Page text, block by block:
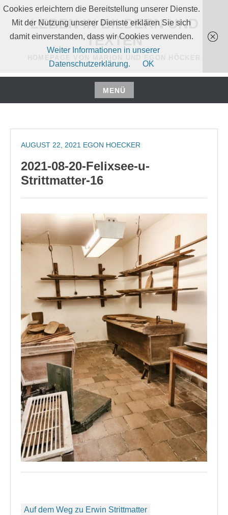
Zum
Inhalt
springen
LEBEN IN BILDERN UND
TEXTEN
MENÜ
Zum
springen
AUGUST 22, 2021 EGON HOECKER
2021-08-20-Felixsee-u-
Strittmatter-16
Beitragsnavigation
Auf dem Weg zu Erwin Strittmatter
Cookies erleichtern die Bereitstellung unserer Dienste.
Mit der Nutzung unserer Dienste erklären Sie sich
damit einverstanden, dass wir Cookies verwenden.
Weiter Informationen in unserer
Datenschutzerklärung.
OK